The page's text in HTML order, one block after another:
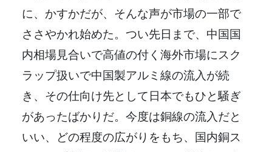
に、かすかだが、そんな声が市場の一部で
ささやかれ始めた。つい先日まで、中国国
内相場見合いで高値の付く海外市場にスク
ラップ扱いで中国製アルミ線の流入が続
き、その仕向け先として日本でもひと騒ぎ
があったばかりだ。今度は銅線の流入だと
いい、どの程度の広がりをもち、国内銅ス